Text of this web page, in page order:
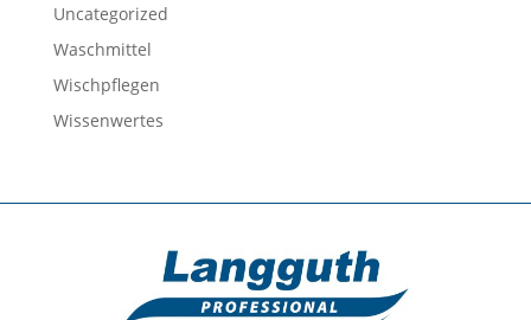
Uncategorized
Waschmittel
Wischpflegen
Wissenwertes